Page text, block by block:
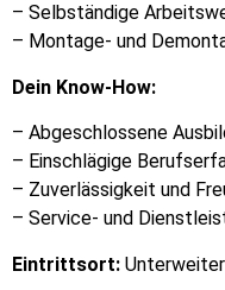
– Selbständige
– Montage- und
Dein Know-How:
– Abgeschlossene
– Einschlägige
– Zuverlässigkeit und
– Service- und
Eintrittsort: